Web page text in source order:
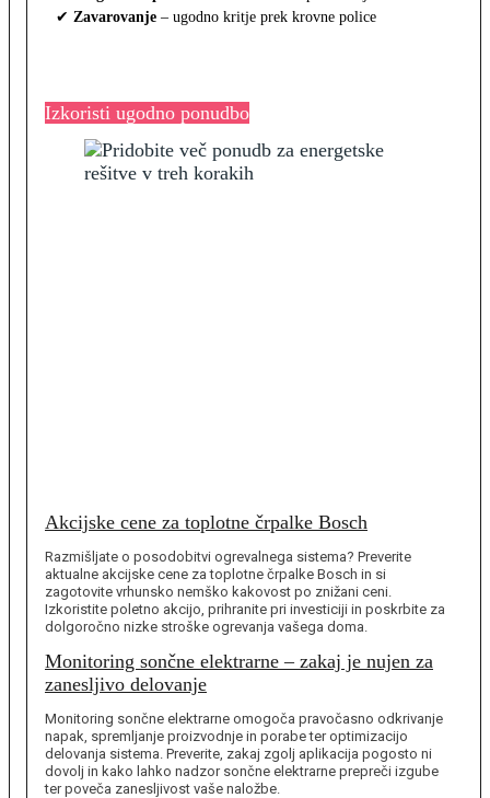
✔ Zavarovanje – ugodno kritje prek krovne police
Izkoristi ugodno ponudbo
Akcijske cene za toplotne črpalke Bosch
Razmišljate o posodobitvi ogrevalnega sistema? Preverite
aktualne akcijske cene za toplotne črpalke Bosch in si
zagotovite vrhunsko nemško kakovost po znižani ceni.
Izkoristite poletno akcijo, prihranite pri investiciji in poskrbite za
dolgoročno nizke stroške ogrevanja vašega doma.
Monitoring sončne elektrarne – zakaj je nujen za
zanesljivo delovanje
Monitoring sončne elektrarne omogoča pravočasno odkrivanje
napak, spremljanje proizvodnje in porabe ter optimizacijo
delovanja sistema. Preverite, zakaj zgolj aplikacija pogosto ni
dovolj in kako lahko nadzor sončne elektrarne prepreči izgube
ter poveča zanesljivost vaše naložbe.